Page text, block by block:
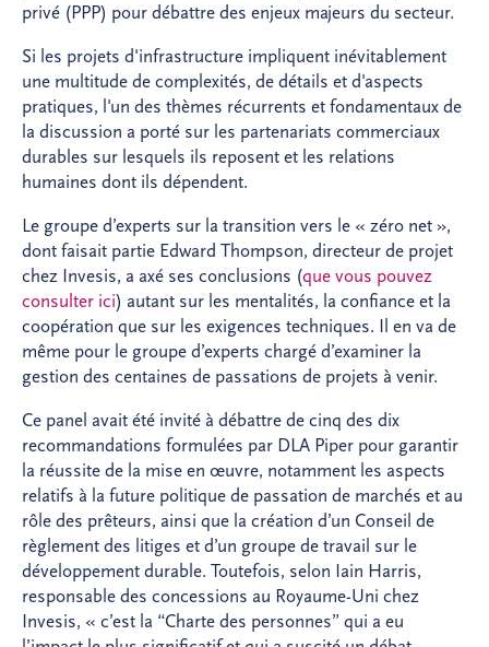
privé (PPP) pour débattre des enjeux majeurs du secteur.
Si les projets d'infrastructure impliquent inévitablement
une multitude de complexités, de détails et d'aspects
pratiques, l'un des thèmes récurrents et fondamentaux de
la discussion a porté sur les partenariats commerciaux
durables sur lesquels ils reposent et les relations
humaines dont ils dépendent.
Le groupe d’experts sur la transition vers le « zéro net »,
dont faisait partie Edward Thompson, directeur de projet
chez Invesis, a axé ses conclusions (que vous pouvez
consulter ici) autant sur les mentalités, la confiance et la
coopération que sur les exigences techniques. Il en va de
même pour le groupe d’experts chargé d’examiner la
gestion des centaines de passations de projets à venir.
Ce panel avait été invité à débattre de cinq des dix
recommandations formulées par DLA Piper pour garantir
la réussite de la mise en œuvre, notamment les aspects
relatifs à la future politique de passation de marchés et au
rôle des prêteurs, ainsi que la création d’un Conseil de
règlement des litiges et d’un groupe de travail sur le
développement durable. Toutefois, selon Iain Harris,
responsable des concessions au Royaume-Uni chez
Invesis, « c’est la “Charte des personnes” qui a eu